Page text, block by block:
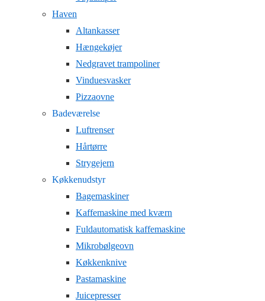
Haven
Altankasser
Hængekøjer
Nedgravet trampoliner
Vinduesvasker
Pizzaovne
Badeværelse
Luftrenser
Hårtørre
Strygejern
Køkkenudstyr
Bagemaskiner
Kaffemaskine med kværn
Fuldautomatisk kaffemaskine
Mikrobølgeovn
Køkkenknive
Pastamaskine
Juicepresser